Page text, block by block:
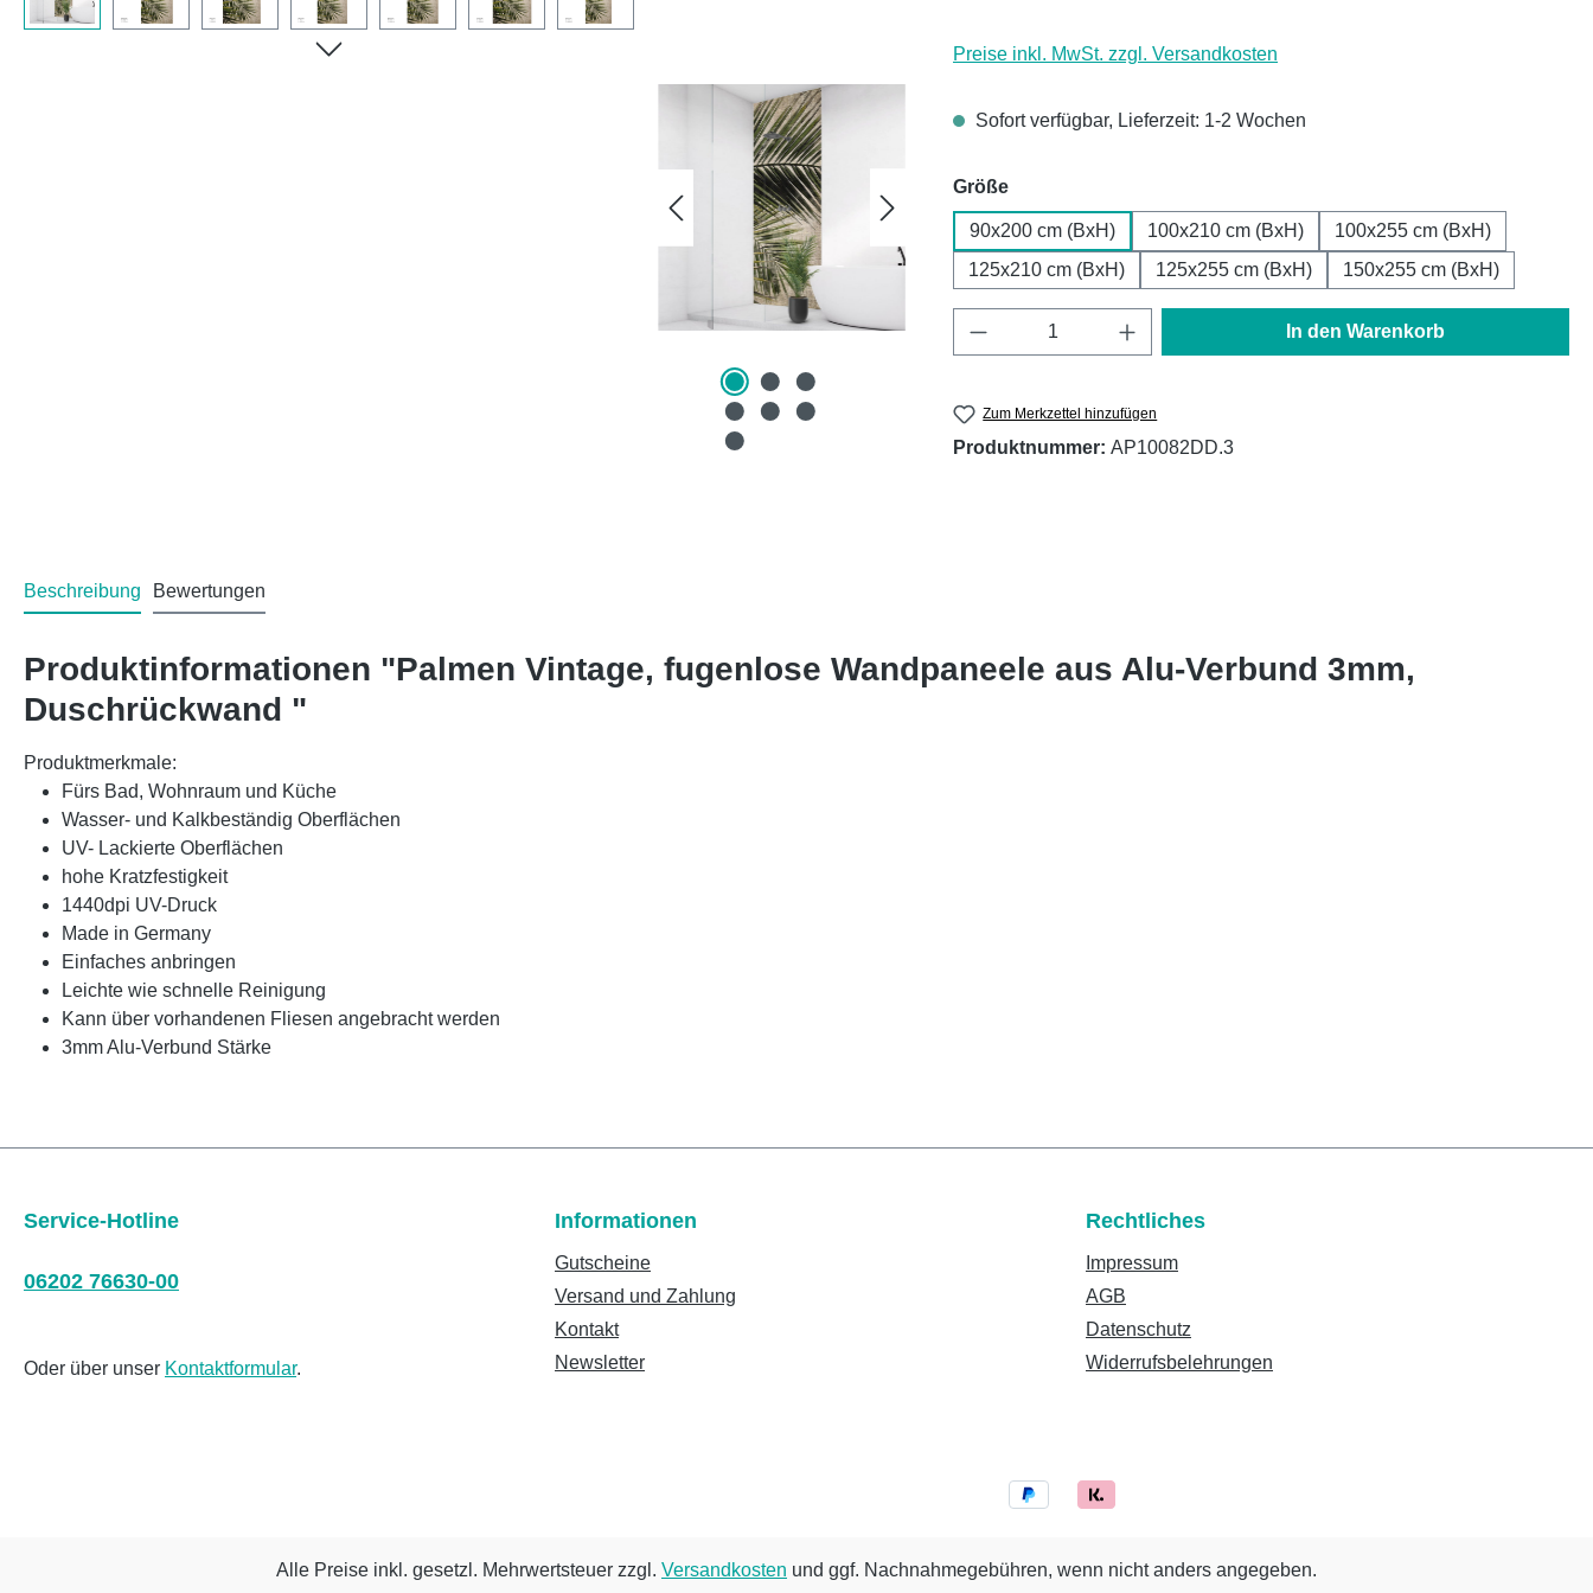
Preise inkl. MwSt. zzgl. Versandkosten
Sofort verfügbar, Lieferzeit: 1-2 Wochen
Größeauswählen
90x200 cm (BxH) 100x210 cm (BxH)
100x255 cm (BxH)
125x210 cm (BxH)
125x255 cm (BxH) 150x255 cm (BxH)
Produkt Anzahl: Gib den gewünschten Wert ein
In den Warenkorb
Zum Merkzettel hinzufügen
Produktnummer: AP10082DD.3
Beschreibung Bewertungen
Produktinformationen "Palmen Vintage, fugenlose Wandpaneele aus Alu-Verbund 3mm,
Duschrückwand "
Produktmerkmale:
Fürs Bad, Wohnraum und Küche
Wasser- und Kalkbeständig Oberflächen
UV- Lackierte Oberflächen
hohe Kratzfestigkeit
1440dpi UV-Druck
Made in Germany
Einfaches anbringen
Leichte wie schnelle Reinigung
Kann über vorhandenen Fliesen angebracht werden
3mm Alu-Verbund Stärke
Service-Hotline
06202 76630-00
Oder über unser Kontaktformular.
Informationen
Gutscheine
Versand und Zahlung
Kontakt
Newsletter
Rechtliches
Impressum
AGB
Datenschutz
Widerrufsbelehrungen
Alle Preise inkl. gesetzl. Mehrwertsteuer zzgl. Versandkosten und ggf. Nachnahmegebühren, wenn nicht anders angegeben.